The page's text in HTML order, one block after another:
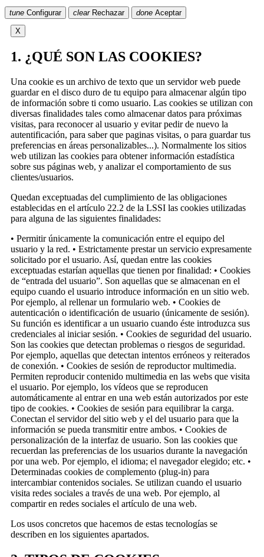
tune Configurar clear Rechazar done Aceptar
X
1. ¿QUÉ SON LAS COOKIES?
Una cookie es un archivo de texto que un servidor web puede
guardar en el disco duro de tu equipo para almacenar algún tipo
de información sobre ti como usuario. Las cookies se utilizan con
diversas finalidades tales como almacenar datos para próximas
visitas, para reconocer al usuario y evitar pedir de nuevo la
autentificación, para saber que paginas visitas, o para guardar tus
preferencias en áreas personalizables...). Normalmente los sitios
web utilizan las cookies para obtener información estadística
sobre sus páginas web, y analizar el comportamiento de sus
clientes/usuarios.
Quedan exceptuadas del cumplimiento de las obligaciones
establecidas en el artículo 22.2 de la LSSI las cookies utilizadas
para alguna de las siguientes finalidades:
• Permitir únicamente la comunicación entre el equipo del
usuario y la red. • Estrictamente prestar un servicio expresamente
solicitado por el usuario. Así, quedan entre las cookies
exceptuadas estarían aquellas que tienen por finalidad: • Cookies
de “entrada del usuario”. Son aquellas que se almacenan en el
equipo cuando el usuario introduce información en un sitio web.
Por ejemplo, al rellenar un formulario web. • Cookies de
autenticación o identificación de usuario (únicamente de sesión).
Su función es identificar a un usuario cuando éste introduzca sus
credenciales al iniciar sesión. • Cookies de seguridad del usuario.
Son las cookies que detectan problemas o riesgos de seguridad.
Por ejemplo, aquellas que detectan intentos erróneos y reiterados
de conexión. • Cookies de sesión de reproductor multimedia.
Permiten reproducir contenido multimedia en las webs que visita
el usuario. Por ejemplo, los vídeos que se reproducen
automáticamente al entrar en una web están autorizados por este
tipo de cookies. • Cookies de sesión para equilibrar la carga.
Conectan el servidor del sitio web y el del usuario para que la
información se pueda transmitir entre ambos. • Cookies de
personalización de la interfaz de usuario. Son las cookies que
recuerdan las preferencias de los usuarios durante la navegación
por una web. Por ejemplo, el idioma; el navegador elegido; etc. •
Determinadas cookies de complemento (plug-in) para
intercambiar contenidos sociales. Se utilizan cuando el usuario
visita redes sociales a través de una web. Por ejemplo, al
compartir en redes sociales el artículo de una web.
Los usos concretos que hacemos de estas tecnologías se
describen en los siguientes apartados.